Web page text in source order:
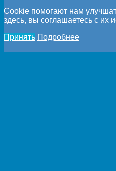
Cookie помогают нам
здесь, вы соглашаетесь с их
Принять Подробнее